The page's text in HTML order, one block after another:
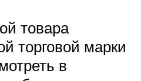
товара
торговой марки
в